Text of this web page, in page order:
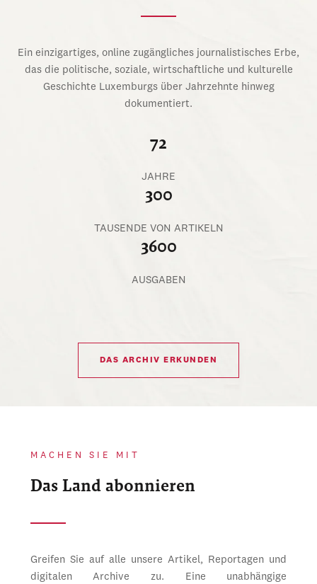
Ein einzigartiges, online zugängliches journalistisches Erbe,
das die politische, soziale, wirtschaftliche und kulturelle
Geschichte Luxemburgs über Jahrzehnte hinweg
dokumentiert.
72
JAHRE
300
TAUSENDE VON ARTIKELN
3600
AUSGABEN
DAS ARCHIV ERKUNDEN
MACHEN SIE MIT
Das Land abonnieren
Greifen Sie auf alle unsere Artikel, Reportagen und
digitalen Archive zu. Eine unabhängige